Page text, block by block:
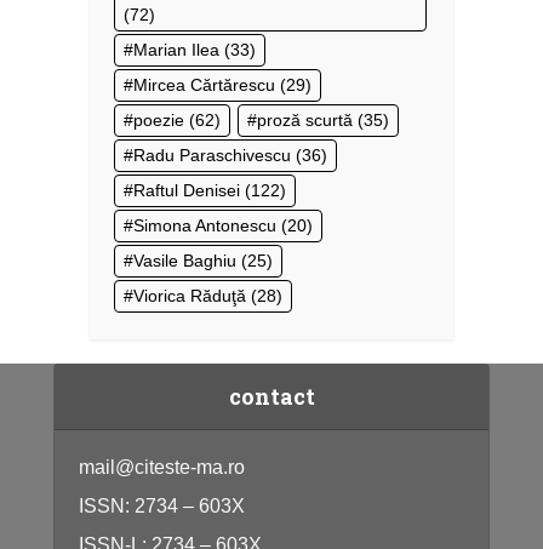
(72)
Marian Ilea (33)
Mircea Cărtărescu (29)
poezie (62) proză scurtă (35)
Radu Paraschivescu (36)
Raftul Denisei (122)
Simona Antonescu (20)
Vasile Baghiu (25)
Viorica Răduţă (28)
contact
mail@citeste-ma.ro
ISSN: 2734 – 603X
ISSN-L: 2734 – 603X